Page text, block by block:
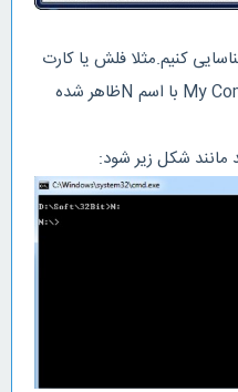
کنیم.مثلا فلش یا کارت
حافظه را قرار داده اید و در My Computer با اسم Nظاهر شده